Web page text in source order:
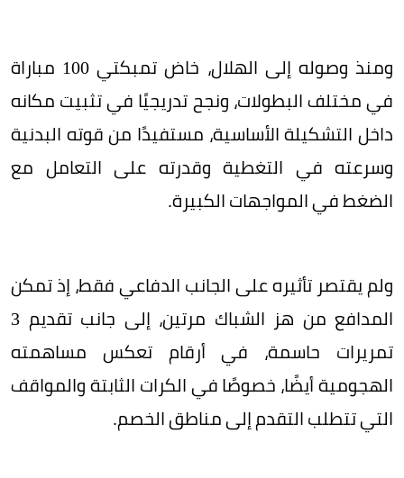
ومنذ وصوله إلى الهلال، خاض تمبكتي 100 مباراة
في مختلف البطولات، ونجح تدريجيًا في تثبيت مكانه
داخل التشكيلة الأساسية، مستفيدًا من قوته البدنية
وسرعته في التغطية وقدرته على التعامل مع
الضغط في المواجهات الكبيرة.
ولم يقتصر تأثيره على الجانب الدفاعي فقط، إذ تمكن
المدافع من هز الشباك مرتين، إلى جانب تقديم 3
تمريرات حاسمة، في أرقام تعكس مساهمته
الهجومية أيضًا، خصوصًا في الكرات الثابتة والمواقف
التي تتطلب التقدم إلى مناطق الخصم.